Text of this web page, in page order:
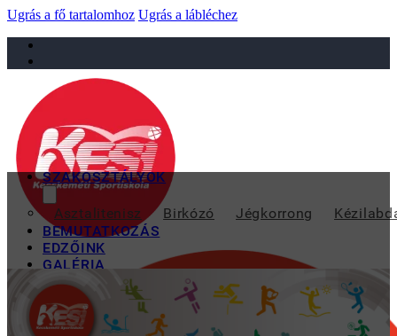
Ugrás a fő tartalomhoz Ugrás a lábléchez
sportiskola@juniorsportkft.hu
SZAKOSZTÁLYOK
Asztalitenisz Birkózó Jégkorrong
BEMUTATKOZÁS
EDZŐINK
GALÉRIA
TAO
KAPCSOLAT